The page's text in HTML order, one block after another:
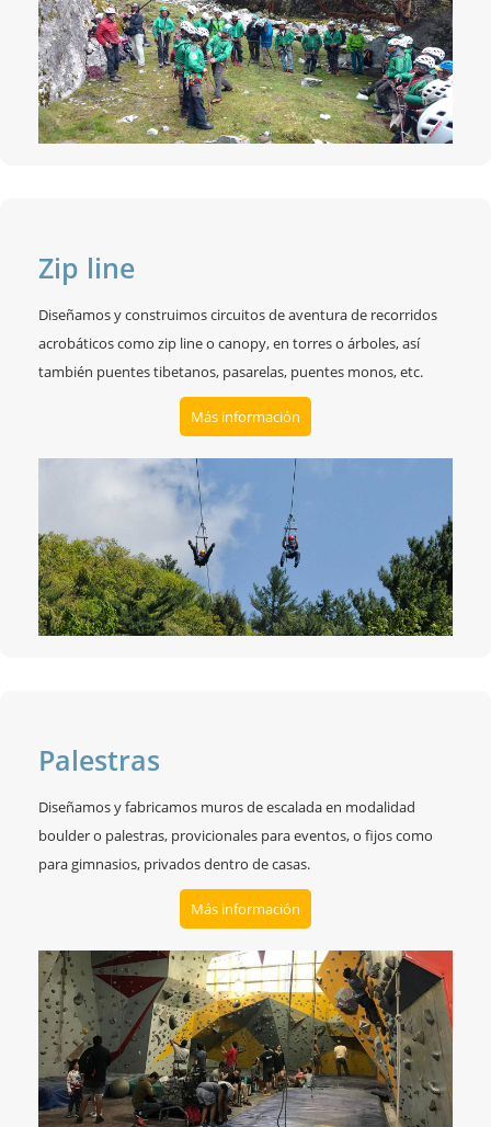
Zip line
Diseñamos y construimos circuitos de aventura de recorridos
acrobáticos como zip line o canopy, en torres o árboles, así
también puentes tibetanos, pasarelas, puentes monos, etc.
Más información
Palestras
Diseñamos y fabricamos muros de escalada en modalidad
boulder o palestras, provicionales para eventos, o fijos como
para gimnasios, privados dentro de casas.
Más información